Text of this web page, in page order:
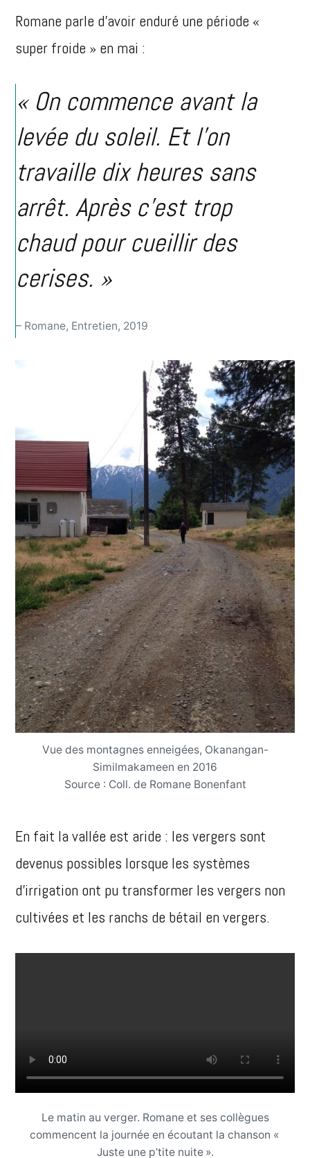
Romane parle d’avoir enduré une période «
super froide » en mai :
« On commence avant la
levée du soleil. Et l’on
travaille dix heures sans
arrêt. Après c’est trop
chaud pour cueillir des
cerises. »
– Romane, Entretien, 2019
Vue des montagnes enneigées, Okanangan-
Similmakameen en 2016
Source : Coll. de Romane Bonenfant
En fait la vallée est aride : les vergers sont
devenus possibles lorsque les systèmes
d’irrigation ont pu transformer les vergers non
cultivées et les ranchs de bétail en vergers.
Le matin au verger. Romane et ses collègues
commencent la journée en écoutant la chanson «
Juste une p’tite nuite ».